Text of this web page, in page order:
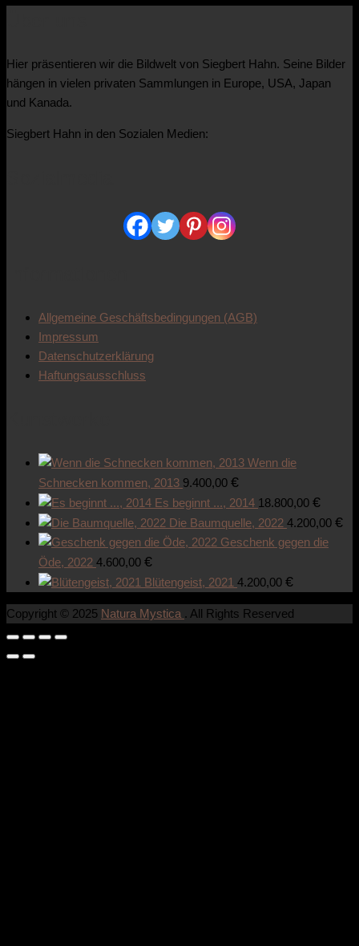
Hier präsentieren wir die Bildwelt von Siegbert Hahn. Seine Bilder
hängen in vielen privaten Sammlungen in Europe, USA, Japan
und Kanada.
Siegbert Hahn in den Sozialen Medien:
Allgemeine Geschäftsbedingungen (AGB)
Impressum
Datenschutzerklärung
Haftungsausschluss
Wenn die
Schnecken kommen, 2013 9.400,00 €
Es beginnt ..., 2014 18.800,00 €
Die Baumquelle, 2022 4.200,00 €
Geschenk gegen die
Öde, 2022 4.600,00 €
Blütengeist, 2021 4.200,00 €
Copyright © 2025 Natura Mystica . All Rights Reserved